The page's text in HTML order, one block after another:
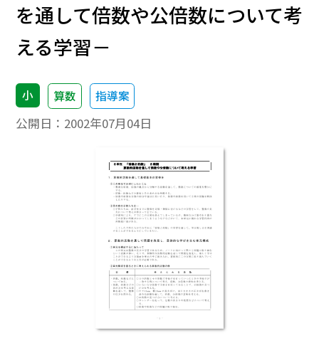
を通して倍数や公倍数について考
える学習－
小 算数 指導案
公開日： 2002年07月04日